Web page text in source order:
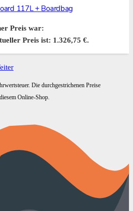
117L + Boardbag
Preis war:
Preis ist: 1.326,75 €.
Die durchgestrichenen Preise
Online-Shop.